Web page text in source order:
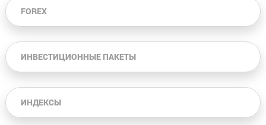
FOREX
ИНВЕСТИЦИОННЫЕ ПАКЕТЫ
ИНДЕКСЫ